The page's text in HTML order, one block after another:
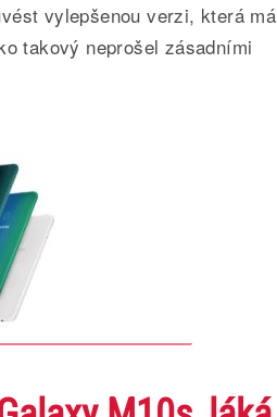
vylepšenou verzi, která má
takový neprošel zásadními